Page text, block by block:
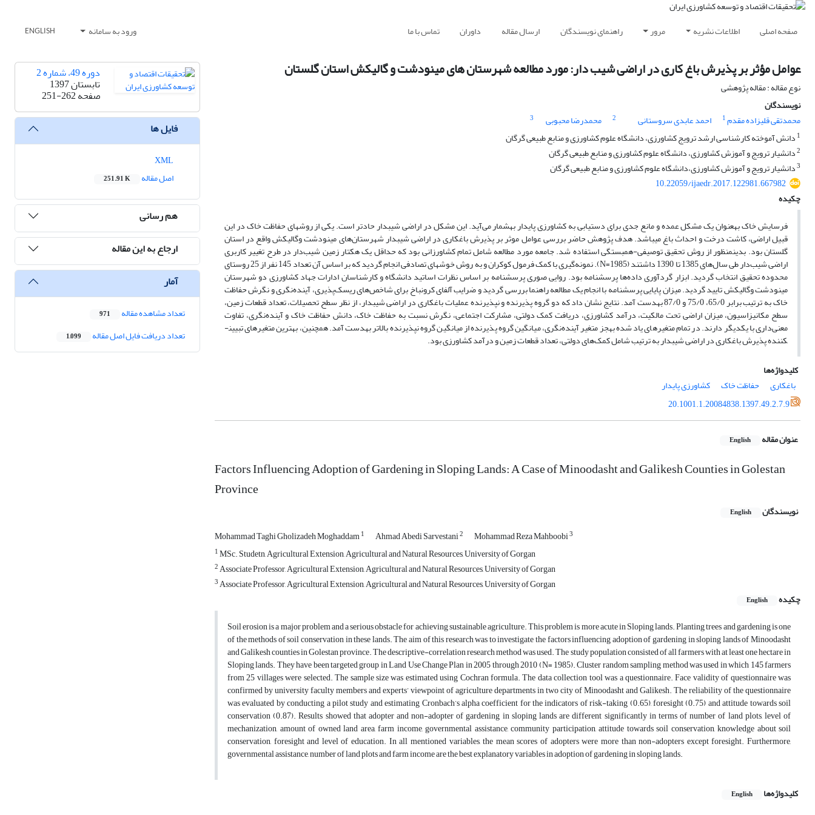
صفحه اصلی اطلاعات نشریه مرور راهنمای نویسندگان ارسال مقاله داوران تماس با ما ورود به سامانه ENGLISH
عوامل مؤثر بر پذیرش باغ کاری در اراضی شیب دار: مورد مطالعه شهرستان های مینودشت و گالیکش استان گلستان
نوع مقاله : مقاله پژوهشی
نویسندگان
محمدتقی قلیزاده مقدم1 احمد عابدی سروستانی 2 محمدرضا محبوبی
3
1 دانش آموخته کارشناسی ارشد ترویج کشاورزی، دانشگاه علوم کشاورزی و منابع طبیعی گرگان
2دانشیار ترویج و آموزش کشاورزی، دانشگاه علوم کشاورزی و منابع طبیعی گرگان
3دانشیار ترویج و آموزش کشاورزی،‌دانشگاه علوم کشاورزی و منابع طبیعی گرگان
10.22059/ijaedr.2017.122981.667982
چکیده
فرسایش خاک به­عنوان یک مشکل عمده و مانع جدی برای دستیابی به کشاورزی پایدار به­شمار می‌­آید. این مشکل در اراضی شیب­دار حادتر است. یکی از روش­های حفاظت خاک در این
قبیل اراضی، کاشت درخت و احداث باغ می­باشد. هدف پژوهش حاضر بررسی عوامل موثر بر پذیرش باغ­کاری در اراضی شیب­دار شهرستان‌های مینودشت وگالیکش واقع در استان
گلستان بود. بدین­منظور از روش تحقیق توصیفی-همبستگی استفاده شد. جامعه مورد مطالعه شامل تمام کشاورزانی بود که حداقل یک هکتار زمین شیب‌دار در طرح تغییر کاربری
اراضی شیب‌دار طی سال‌های 1385 تا 1390 داشتند (1985=N). نمونه‌گیری با کمک فرمول کوکران و به روش خوشه­ای تصادفی انجام گردید که بر اساس آن تعداد 145 نفر از 25 روستای
محدوده تحقیق انتخاب گردید. ابزار گردآوری داده‌ها پرسشنامه بود. روایی صوری پرسشنامه بر اساس نظرات اساتید دانشگاه و کارشناسان ادارات جهاد کشاورزی دو شهرستان
مینودشت وگالیکش تایید گردید. میزان پایایی پرسشنامه با انجام یک مطالعه راهنما بررسی گردید و ضرایب آلفای کرونباخ برای شاخص‌های ریسک‌پذیری، آینده‌نگری و نگرش حفاظت
خاک به ترتیب برابر 65/0، 75/0 و 87/0 به­دست آمد. نتایج نشان داد که دو گروه پذیرنده و نپذیرنده عملیات باغ­کاری در اراضی شیب­دار، از نظر سطح تحصیلات، تعداد قطعات زمین،
سطح مکانیزاسیون، میزان اراضی تحت مالکیت، درآمد کشاورزی، دریافت کمک دولتی، مشارکت اجتماعی، نگرش نسبت به حفاظت خاک، دانش حفاظت خاک و آینده‌نگری، تفاوت
معنی‌داری با یکدیگر دارند. در تمام متغیر‌های یاد شده به­جز متغیر آینده‌نگری، میانگین گروه پذیرنده از میانگین گروه نپذیرنده بالاتر به­دست آمد. همچنین، بهترین متغیرهای تبیین­
کننده پذیرش باغ­کاری در اراضی شیبدار به ترتیب شامل کمک‌های دولتی، تعداد قطعات زمین و درآمد کشاورزی بود.
کلیدواژه‌ها
باغکاری
حفاظت خاک
کشاورزی پایدار
20.1001.1.20084838.1397.49.2.7.9
عنوان مقاله English
Factors Influencing Adoption of Gardening in Sloping Lands: A Case of Minoodasht and Galikesh Counties in Golestan
Province
نویسندگان English
Mohammad Taghi Gholizadeh Moghaddam1 Ahmad Abedi Sarvestani2 Mohammad Reza Mahboobi3
1MSc. Studetn, Agricultural Extension, Agricultural and Natural Resources, University of Gorgan
2Associate Professor, Agricultural Extension, Agricultural and Natural Resources, University of Gorgan
3Associate Professor, Agricultural Extension, Agricultural and Natural Resources, University of Gorgan
چکیده
English
Soil erosion is a major problem and a serious obstacle for achieving sustainable agriculture. This problem is more acute in Sloping lands. Planting trees and gardening is one
of the methods of soil conservation in these lands. The aim of this research was to investigate the factors influencing adoption of gardening in sloping lands of Minoodasht
and Galikesh counties in Golestan province. The descriptive-correlation research method was used. The study population consisted of all farmers with at least one hectare in
Sloping lands. They have been targeted group in Land Use Change Plan in 2005 through 2010 (N= 1985). Cluster random sampling method was used in which 145 farmers
from 25 villages were selected. The sample size was estimated using Cochran formula. The data collection tool was a questionnaire. Face validity of questionnaire was
confirmed by university faculty members and experts’ viewpoint of agriculture departments in two city of Minoodasht and Galikesh. The reliability of the questionnaire
was evaluated by conducting a pilot study and estimating Cronbach’s alpha coefficient for the indicators of risk-taking (0.65), foresight (0.75) and attitude towards soil
conservation (0.87). Results showed that adopter and non-adopter of gardening in sloping lands are different significantly in terms of number of land plots, level of
mechanization, amount of owned land area, farm income, governmental assistance, community participation, attitude towards soil conservation, knowledge about soil
conservation, foresight and level of education. In all mentioned variables, the mean scores of adopters were more than non-adopters except foresight. Furthermore,
governmental assistance, number of land plots and farm income are the best explanatory variables in adoption of gardening in sloping lands.
کلیدواژه‌ها English
دوره 49، شماره 2
تابستان 1397
صفحه251-262
فایل ها
اصل مقاله
251.91 K
هم رسانی
ارجاع به این مقاله
آمار
تعداد مشاهده مقاله 971
تعداد دریافت فایل اصل مقاله 1,099